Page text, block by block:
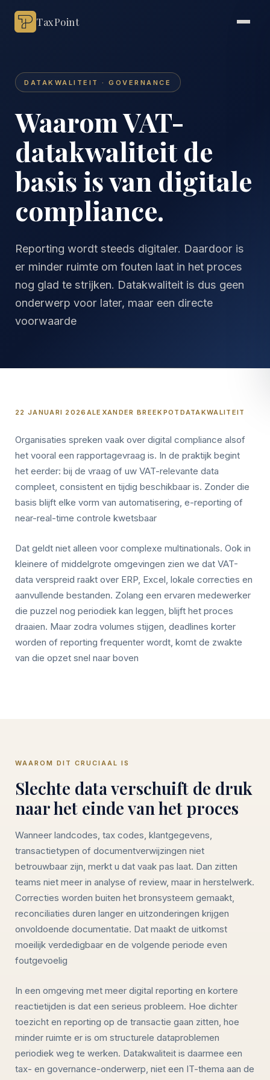
TaxPoint
DATAKWALITEIT · GOVERNANCE
Waarom VAT-
datakwaliteit de
basis is van digitale
compliance.
Reporting wordt steeds digitaler. Daardoor is
er minder ruimte om fouten laat in het proces
nog glad te strijken. Datakwaliteit is dus geen
onderwerp voor later, maar een directe
voorwaarde
22 JANUARI 2026 ALEXANDER BREEKPOT DATAKWALITEIT
Organisaties spreken vaak over digital compliance alsof
het vooral een rapportagevraag is. In de praktijk begint
het eerder: bij de vraag of uw VAT-relevante data
compleet, consistent en tijdig beschikbaar is. Zonder die
basis blijft elke vorm van automatisering, e-reporting of
near-real-time controle kwetsbaar
Dat geldt niet alleen voor complexe multinationals. Ook in
kleinere of middelgrote omgevingen zien we dat VAT-
data verspreid raakt over ERP, Excel, lokale correcties en
aanvullende bestanden. Zolang een ervaren medewerker
die puzzel nog periodiek kan leggen, blijft het proces
draaien. Maar zodra volumes stijgen, deadlines korter
worden of reporting frequenter wordt, komt de zwakte
van die opzet snel naar boven
WAAROM DIT CRUCIAAL IS
Slechte data verschuift de druk
naar het einde van het proces
Wanneer landcodes, tax codes, klantgegevens,
transactietypen of documentverwijzingen niet
betrouwbaar zijn, merkt u dat vaak pas laat. Dan zitten
teams niet meer in analyse of review, maar in herstelwerk.
Correcties worden buiten het bronsysteem gemaakt,
reconciliaties duren langer en uitzonderingen krijgen
onvoldoende documentatie. Dat maakt de uitkomst
moeilijk verdedigbaar en de volgende periode even
foutgevoelig
In een omgeving met meer digital reporting en kortere
reactietijden is dat een serieus probleem. Hoe dichter
toezicht en reporting op de transactie gaan zitten, hoe
minder ruimte er is om structurele dataproblemen
periodiek weg te werken. Datakwaliteit is daarmee een
tax- en governance-onderwerp, niet een IT-thema aan de